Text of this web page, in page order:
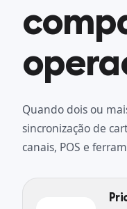
Quando dois ou
sincronização de
canais, POS e